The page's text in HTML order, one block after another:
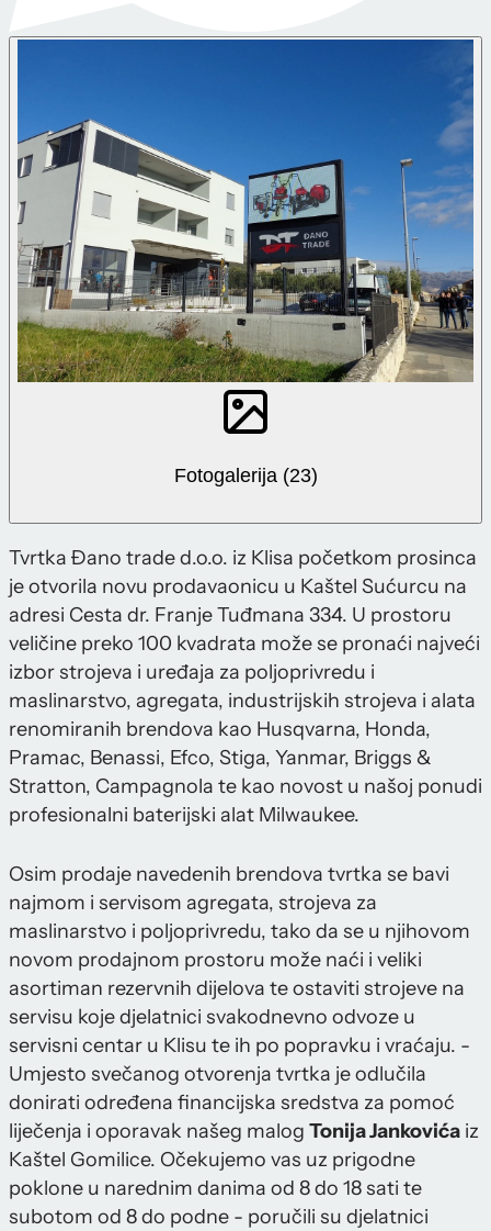
Fotogalerija (23)
Tvrtka Đano trade d.o.o. iz Klisa početkom prosinca
je otvorila novu prodavaonicu u Kaštel Sućurcu na
adresi Cesta dr. Franje Tuđmana 334. U prostoru
veličine preko 100 kvadrata može se pronaći najveći
izbor strojeva i uređaja za poljoprivredu i
maslinarstvo, agregata, industrijskih strojeva i alata
renomiranih brendova kao Husqvarna, Honda,
Pramac, Benassi, Efco, Stiga, Yanmar, Briggs &
Stratton, Campagnola te kao novost u našoj ponudi
profesionalni baterijski alat Milwaukee.
Osim prodaje navedenih brendova tvrtka se bavi
najmom i servisom agregata, strojeva za
maslinarstvo i poljoprivredu, tako da se u njihovom
novom prodajnom prostoru može naći i veliki
asortiman rezervnih dijelova te ostaviti strojeve na
servisu koje djelatnici svakodnevno odvoze u
servisni centar u Klisu te ih po popravku i vraćaju. -
Umjesto svečanog otvorenja tvrtka je odlučila
donirati određena financijska sredstva za pomoć
liječenja i oporavak našeg malog Tonija Jankovića iz
Kaštel Gomilice. Očekujemo vas uz prigodne
poklone u narednim danima od 8 do 18 sati te
subotom od 8 do podne - poručili su djelatnici